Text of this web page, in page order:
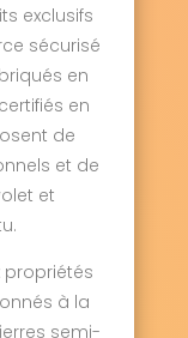
exclusifs
sécurisé
en
en
de
et de
et
propriétés
à la
semi-